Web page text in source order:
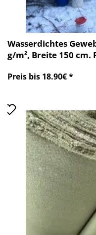
Wasserdichtes
g/m², Breite 150
Preis bis 18.90€ *